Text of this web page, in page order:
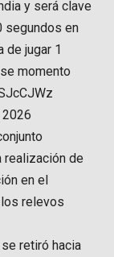
y será clave
segundos en
de jugar 1
momento
realización de
en el
relevos
retiró hacia